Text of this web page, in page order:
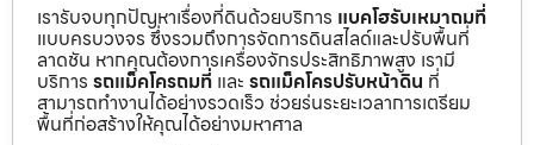
เรารับจบทุกปัญหาเรื่องที่ดินด้วยบริการ แบคโฮรับเหมาถมที่
แบบครบวงจร ซึ่งรวมถึงการจัดการดินสไลด์และปรับพื้นที่
ลาดชัน หากคุณต้องการเครื่องจักรประสิทธิภาพสูง เรามี
บริการ รถแม็คโครถมที่ และ รถแม็คโครปรับหน้าดิน ที่
สามารถทำงานได้อย่างรวดเร็ว ช่วยร่นระยะเวลาการเตรียม
พื้นที่ก่อสร้างให้คุณได้อย่างมหาศาล